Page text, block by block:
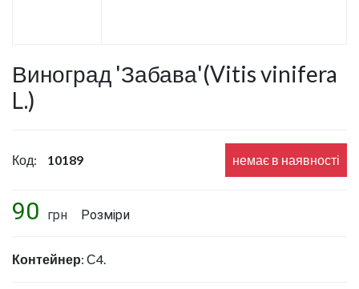
Виноград 'Забава'(Vitis vinifera
L.)
Код: 10189 немає в наявності
90 грн Розміри
Контейнер: С4.